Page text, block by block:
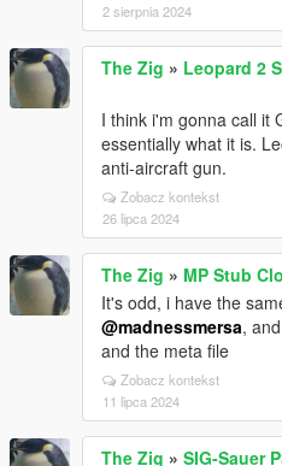
2 sierpnia 2024
The Zig » Leopard 2
I think i'm gonna call it
essentially what it is.
anti-aircraft gun.
Zobacz kontekst
26 lipca 2024
The Zig » MP Stub
It's odd, i have the
@madnessmersa,
and the meta file
Zobacz kontekst
11 lipca 2024
The Zig » SIG-Sauer